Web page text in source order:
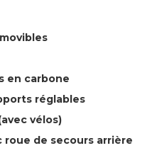
en carbone
réglables
vélos)
roue de secours arrière